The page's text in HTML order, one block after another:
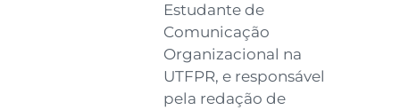
Estudante de
Comunicação
Organizacional na
UTFPR, e responsável
pela redação de